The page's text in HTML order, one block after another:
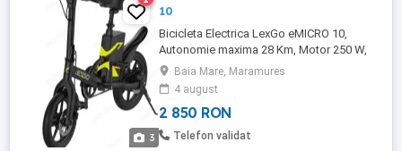
3
10
Bicicleta Electrica LexGo eMICRO 10,
Autonomie maxima 28 Km, Motor 250 W,
Viteza maxima 25 km h, Roti 14", Negru
Bicicleta Electrica LEXGO eMICRO 10 cu
Motor 250W, Viteza 25km h, este o mini-
bicicleta electrică Lexgo pentru plimbare,
este viziunea unui viitor progresiv într-o
Baia Mare, Maramures
4 august
2 850 RON
Telefon validat